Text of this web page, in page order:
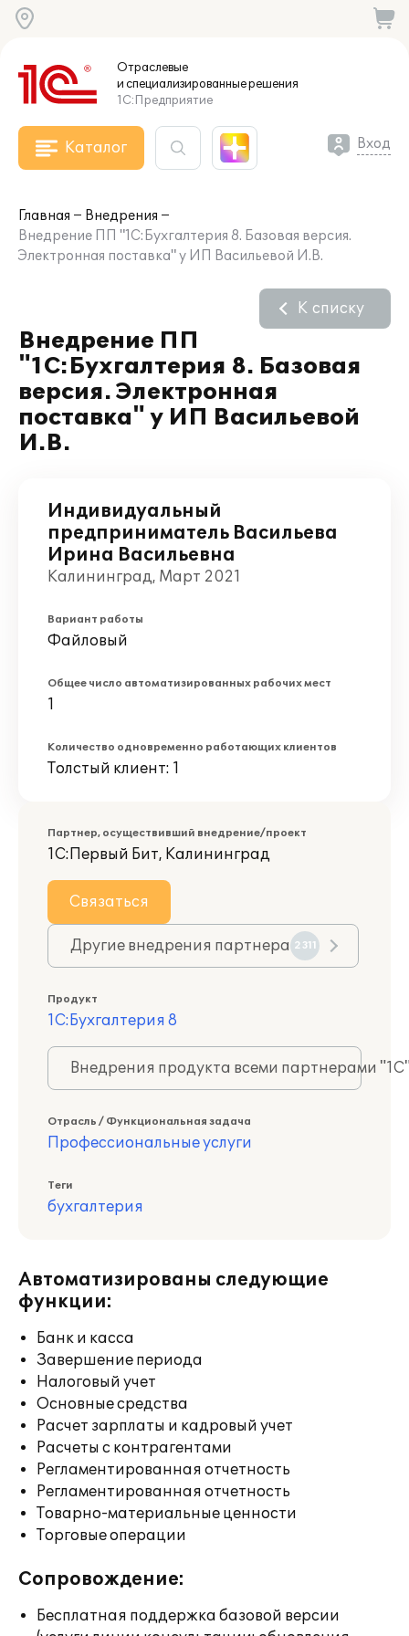
Отраслевые
и специализированныерешения
1С:Предприятие
Каталог Вход
Главная
Внедрения
Внедрение ПП "1С:Бухгалтерия 8. Базовая версия.
Электронная поставка" у ИП Васильевой И.В.
Внедрение ПП
"1С:Бухгалтерия 8. Базовая
версия. Электронная
поставка" у ИП Васильевой
И.В.
К списку
Индивидуальный
предприниматель Васильева
Ирина Васильевна
Калининград, Март 2021
Вариант работы
Файловый
Общее число автоматизированных рабочих мест
1
Количество одновременно работающих клиентов
Толстый клиент: 1
Партнер, осуществивший внедрение/проект
1С:Первый Бит, Калининград
Связаться
Другие внедрения партнера 2311
Продукт
1С:Бухгалтерия 8
Внедрения продукта всеми партнерами
Отрасль / Функциональная задача
Профессиональные услуги
Теги
бухгалтерия
Автоматизированы следующие
функции:
Банк и касса
Завершение периода
Налоговый учет
Основные средства
Расчет зарплаты и кадровый учет
Расчеты с контрагентами
Регламентированная отчетность
Регламентированная отчетность
Товарно-материальные ценности
Торговые операции
Сопровождение:
Бесплатная поддержка базовой версии